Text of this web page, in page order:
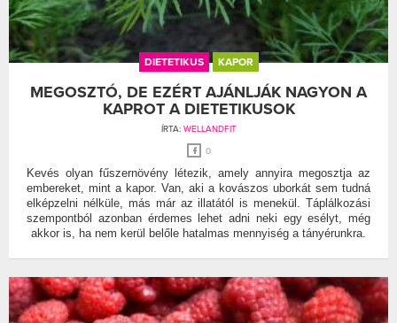
DIETETIKUS KAPOR
MEGOSZTÓ, DE EZÉRT AJÁNLJÁK NAGYON A
KAPROT A DIETETIKUSOK
ÍRTA: WELLANDFIT
0
Kevés olyan fűszernövény létezik, amely annyira megosztja az
embereket, mint a kapor. Van, aki a kovászos uborkát sem tudná
elképzelni nélküle, más már az illatától is menekül. Táplálkozási
szempontból azonban érdemes lehet adni neki egy esélyt, még
akkor is, ha nem kerül belőle hatalmas mennyiség a tányérunkra.